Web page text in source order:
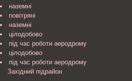
наземні
повітряні
наземні
цілодобово
під час роботи аеродрому
цілодобово
під час роботи аеродрому
Західний підрайон